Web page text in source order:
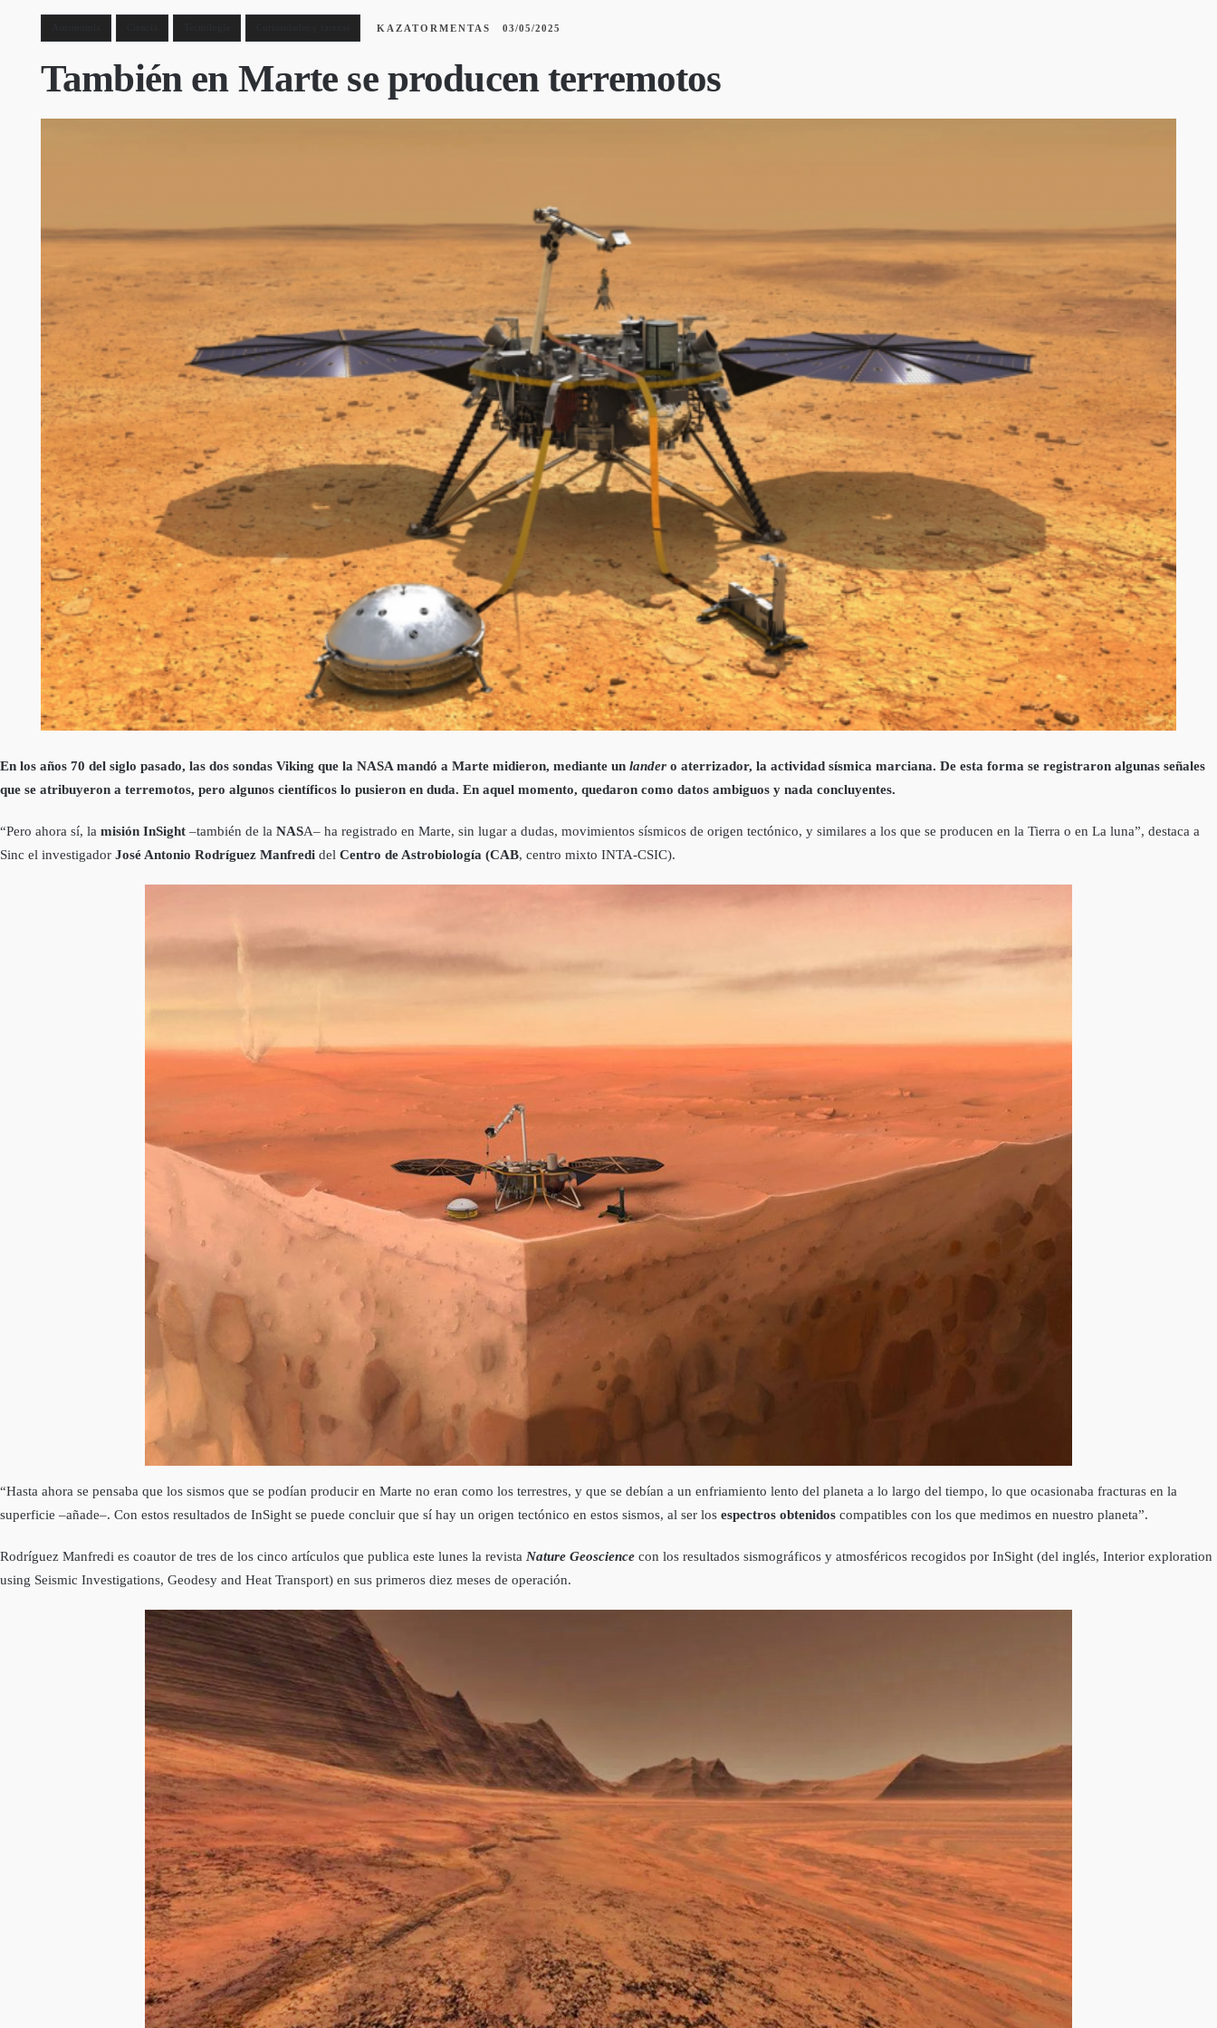
KAZATORMENTAS 03/05/2025
También en Marte se producen terremotos
En los años 70 del siglo pasado, las dos sondas Viking que la NASA mandó a Marte midieron, mediante un lander o aterrizador, la actividad sísmica marciana. De esta forma se registraron algunas señales
que se atribuyeron a terremotos, pero algunos científicos lo pusieron en duda. En aquel momento, quedaron como datos ambiguos y nada concluyentes.
“Pero ahora sí, la misión InSight –también de la NASA– ha registrado en Marte, sin lugar a dudas, movimientos sísmicos de origen tectónico, y similares a los que se producen en la Tierra o en La luna”, destaca a
Sinc el investigador José Antonio Rodríguez Manfredi del Centro de Astrobiología (CAB, centro mixto INTA-CSIC).
“Hasta ahora se pensaba que los sismos que se podían producir en Marte no eran como los terrestres, y que se debían a un enfriamiento lento del planeta a lo largo del tiempo, lo que ocasionaba fracturas en la
superficie –añade–. Con estos resultados de InSight se puede concluir que sí hay un origen tectónico en estos sismos, al ser los espectros obtenidos compatibles con los que medimos en nuestro planeta”.
Rodríguez Manfredi es coautor de tres de los cinco artículos que publica este lunes la revista Nature Geoscience con los resultados sismográficos y atmosféricos recogidos por InSight (del inglés, Interior exploration
using Seismic Investigations, Geodesy and Heat Transport) en sus primeros diez meses de operación.